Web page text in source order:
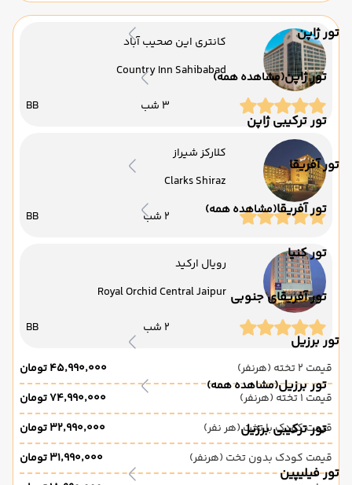
تور ژاپن
تور ژاپن(مشاهده همه)
تور ترکیبی ژاپن
تور آفریقا
تور آفریقا(مشاهده همه)
تور کنیا
تور آفریقای جنوبی
تور برزیل
تور برزیل(مشاهده همه)
تور ترکیبی برزیل
تور فیلیپین
کانتری این صحیب آباد
Country Inn Sahibabad
3 شب BB
کلارکز شیراز
Clarks Shiraz
2 شب BB
رویال ارکید
Royal Orchid Central Jaipur
2 شب BB
قیمت 2 تخته (هرنفر)
۴۵٬۹۹۰٬۰۰۰ تومان
قیمت 1 تخته (هرنفر)
۷۴٬۹۹۰٬۰۰۰ تومان
قیمت کودک با تخت (هر نفر)
۳۲٬۹۹۰٬۰۰۰ تومان
قیمت کودک بدون تخت (هرنفر)
۳۱٬۹۹۰٬۰۰۰ تومان